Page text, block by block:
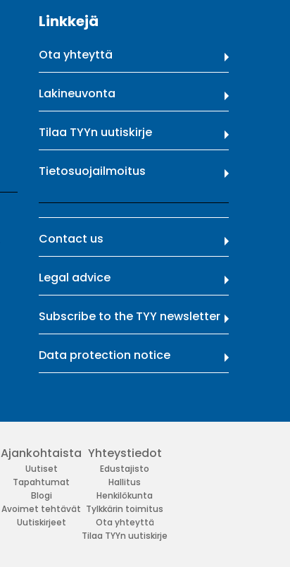
Linkkejä
Ota yhteyttä
Lakineuvonta
Tilaa TYYn uutiskirje
Tietosuojailmoitus
Contact us
Legal advice
Subscribe to the TYY newsletter
Data protection notice
Ajankohtaista
Uutiset
Tapahtumat
Blogi
Avoimet tehtävät
Uutiskirjeet
Yhteystiedot
Edustajisto
Hallitus
Henkilökunta
Tylkkärin toimitus
Ota yhteyttä
Tilaa TYYn uutiskirje